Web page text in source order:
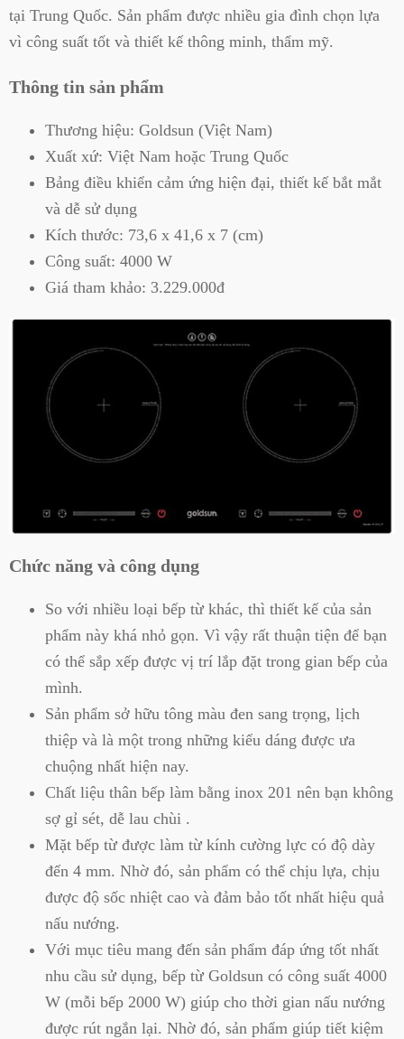
tại Trung Quốc. Sản phẩm được nhiều gia đình chọn lựa
vì công suất tốt và thiết kế thông minh, thẩm mỹ.
Thông tin sản phẩm
Thương hiệu: Goldsun (Việt Nam)
Xuất xứ: Việt Nam hoặc Trung Quốc
Bảng điều khiển cảm ứng hiện đại, thiết kế bắt mắt
và dễ sử dụng
Kích thước: 73,6 x 41,6 x 7 (cm)
Công suất: 4000 W
Giá tham khảo: 3.229.000đ
Chức năng và công dụng
So với nhiều loại bếp từ khác, thì thiết kế của sản
phẩm này khá nhỏ gọn. Vì vậy rất thuận tiện để bạn
có thể sắp xếp được vị trí lắp đặt trong gian bếp của
mình.
Sản phẩm sở hữu tông màu đen sang trọng, lịch
thiệp và là một trong những kiểu dáng được ưa
chuộng nhất hiện nay.
Chất liệu thân bếp làm bằng inox 201 nên bạn không
sợ gỉ sét, dễ lau chùi .
Mặt bếp từ được làm từ kính cường lực có độ dày
đến 4 mm. Nhờ đó, sản phẩm có thể chịu lựa, chịu
được độ sốc nhiệt cao và đảm bảo tốt nhất hiệu quả
nấu nướng.
Với mục tiêu mang đến sản phẩm đáp ứng tốt nhất
nhu cầu sử dụng, bếp từ Goldsun có công suất 4000
W (mỗi bếp 2000 W) giúp cho thời gian nấu nướng
được rút ngắn lại. Nhờ đó, sản phẩm giúp tiết kiệm